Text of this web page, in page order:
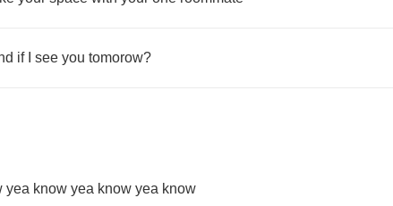
if see you tomorow?
yea know yea know yea know